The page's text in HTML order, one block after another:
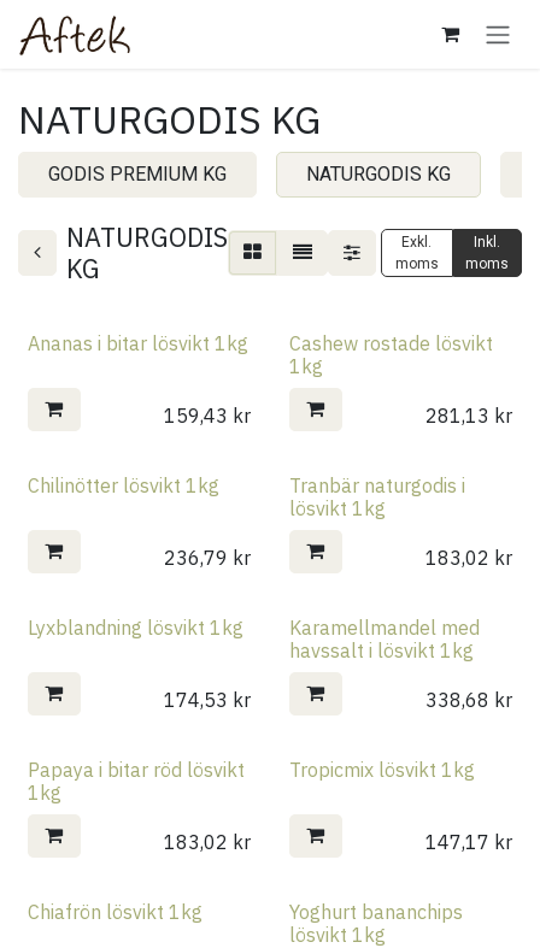
Hoppa till innehåll
NATURGODIS KG
GODIS PREMIUM KG NATURGODIS KG
NATURGODIS
KG
Exkl.
moms
Inkl.
moms
Ananas i bitar lösvikt 1kg
159,43 kr
Cashew rostade lösvikt
1kg
281,13 kr
Chilinötter lösvikt 1kg
236,79 kr
Tranbär naturgodis i
lösvikt 1kg
183,02 kr
Lyxblandning lösvikt 1kg
174,53 kr
Karamellmandel med
havssalt i lösvikt 1kg
338,68 kr
Papaya i bitar röd lösvikt
1kg
183,02 kr
Tropicmix lösvikt 1kg
147,17 kr
Chiafrön lösvikt 1kg
Yoghurt bananchips
lösvikt 1kg